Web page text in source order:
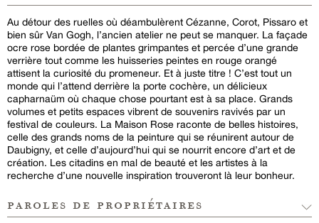
Au détour des ruelles où déambulèrent Cézanne, Corot, Pissaro et
bien sûr Van Gogh, l’ancien atelier ne peut se manquer. La façade
ocre rose bordée de plantes grimpantes et percée d’une grande
verrière tout comme les huisseries peintes en rouge orangé
attisent la curiosité du promeneur. Et à juste titre ! C’est tout un
monde qui l’attend derrière la porte cochère, un délicieux
capharnaüm où chaque chose pourtant est à sa place. Grands
volumes et petits espaces vibrent de souvenirs ravivés par un
festival de couleurs. La Maison Rose raconte de belles histoires,
celle des grands noms de la peinture qui se réunirent autour de
Daubigny, et celle d’aujourd’hui qui se nourrit encore d’art et de
création. Les citadins en mal de beauté et les artistes à la
recherche d’une nouvelle inspiration trouveront là leur bonheur.
paroles de propriétaires